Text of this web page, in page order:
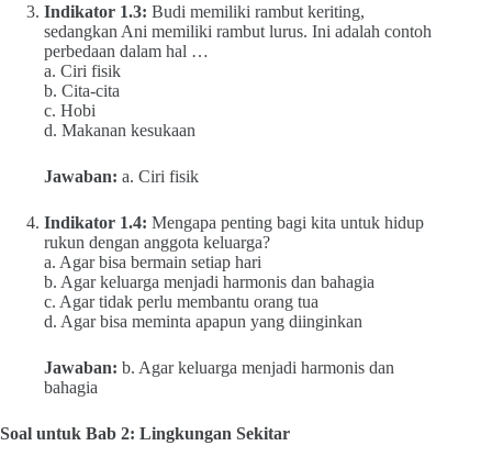
Indikator 1.3: Budi memiliki rambut keriting,
sedangkan Ani memiliki rambut lurus. Ini adalah contoh
perbedaan dalam hal …
a. Ciri fisik
b. Cita-cita
c. Hobi
d. Makanan kesukaan
Jawaban: a. Ciri fisik
Indikator 1.4: Mengapa penting bagi kita untuk hidup
rukun dengan anggota keluarga?
a. Agar bisa bermain setiap hari
b. Agar keluarga menjadi harmonis dan bahagia
c. Agar tidak perlu membantu orang tua
d. Agar bisa meminta apapun yang diinginkan
Jawaban: b. Agar keluarga menjadi harmonis dan
bahagia
Soal untuk Bab 2: Lingkungan Sekitar